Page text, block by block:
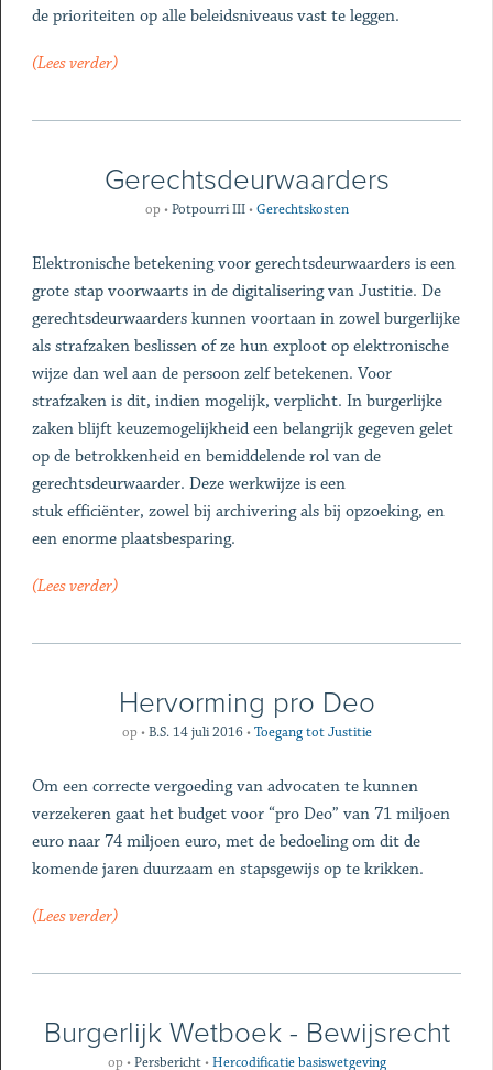
de prioriteiten op alle beleidsniveaus vast te leggen.
(Lees verder)
Gerechtsdeurwaarders
op •Potpourri III •Gerechtskosten
Elektronische betekening voor gerechtsdeurwaarders is een
grote stap voorwaarts in de digitalisering van Justitie. De
gerechtsdeurwaarders kunnen voortaan in zowel burgerlijke
als strafzaken beslissen of ze hun exploot op elektronische
wijze dan wel aan de persoon zelf betekenen. Voor
strafzaken is dit, indien mogelijk, verplicht. In burgerlijke
zaken blijft keuzemogelijkheid een belangrijk gegeven gelet
op de betrokkenheid en bemiddelende rol van de
gerechtsdeurwaarder. Deze werkwijze is een
stuk efficiënter, zowel bij archivering als bij opzoeking, en
een enorme plaatsbesparing.
(Lees verder)
Hervorming pro Deo
op •B.S. 14 juli 2016 •Toegang tot Justitie
Om een correcte vergoeding van advocaten te kunnen
verzekeren gaat het budget voor “pro Deo” van 71 miljoen
euro naar 74 miljoen euro, met de bedoeling om dit de
komende jaren duurzaam en stapsgewijs op te krikken.
(Lees verder)
Burgerlijk Wetboek - Bewijsrecht
op •Persbericht •Hercodificatie basiswetgeving